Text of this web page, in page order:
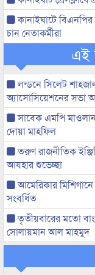
কানাইঘাটে
চান নেতাকর্মীরা
এই
লন্ডনে সিলেট
অ্যাসোসিয়েশনের সভা
সাবেক এমপি
দোয়া মাহফিল
তরুণ রাজনীতিক
আযহার শুভেচ্ছা
আমেরিকার
সংবর্ধিত
তৃতীয়বারের মতো
সোলায়মান আল মাহমুদ